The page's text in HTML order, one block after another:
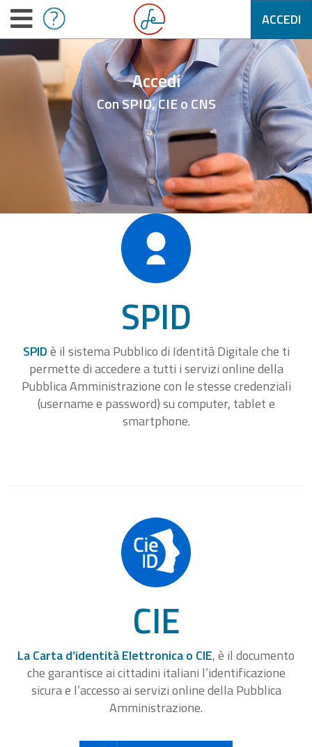
ACCEDI
Accedi
Con SPID, CIE o CNS
SPID
SPIDè il sistema Pubblico di Identità Digitale che ti
permette di accedere a tutti i servizi online della
Pubblica Amministrazione con le stesse credenziali
(username e password) su computer, tablet e
smartphone.
CIE
La Carta d’identità Elettronica o CIE, è il documento
che garantisce ai cittadini italiani l’identificazione
sicura e l’accesso ai servizi online della Pubblica
Amministrazione.